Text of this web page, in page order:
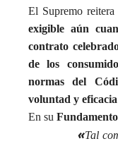
El Supremo reitera
exigible aún
contrato
de los
normas del
voluntad y
En su
«Tal